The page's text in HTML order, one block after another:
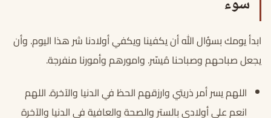
ابدأ يومك بسؤال الله أن يكفينا ويكفي أولادنا شر هذا اليوم. وأن
يجعل صباحهم وصباحنا مُيسّر. وامورهم وأمورنا منفرجة.
اللهم يسر أمر ذريتي وارزقهم الحظ في الدنيا والآخرة. اللهم
انعم على أولادي بالستر والصحة والعافية في الدنيا والآخرة